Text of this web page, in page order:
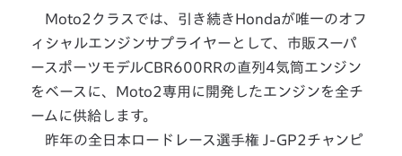
Moto2クラスでは、引き続きHondaが唯一のオフ
ィシャルエンジンサプライヤーとして、市販スーパ
ースポーツモデルCBR600RRの直列4気筒エンジン
をベースに、Moto2専用に開発したエンジンを全チ
ームに供給します。
昨年の全日本ロードレース選手権 J-GP2チャンピ